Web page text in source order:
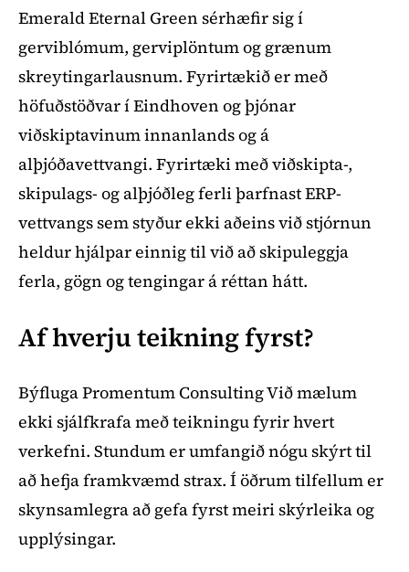
Emerald Eternal Green sérhæfir sig í
gerviblómum, gerviplöntum og grænum
skreytingarlausnum. Fyrirtækið er með
höfuðstöðvar í Eindhoven og þjónar
viðskiptavinum innanlands og á
alþjóðavettvangi. Fyrirtæki með viðskipta-,
skipulags- og alþjóðleg ferli þarfnast ERP-
vettvangs sem styður ekki aðeins við stjórnun
heldur hjálpar einnig til við að skipuleggja
ferla, gögn og tengingar á réttan hátt.
Af hverju teikning fyrst?
Býfluga Promentum Consulting Við mælum
ekki sjálfkrafa með teikningu fyrir hvert
verkefni. Stundum er umfangið nógu skýrt til
að hefja framkvæmd strax. Í öðrum tilfellum er
skynsamlegra að gefa fyrst meiri skýrleika og
upplýsingar.